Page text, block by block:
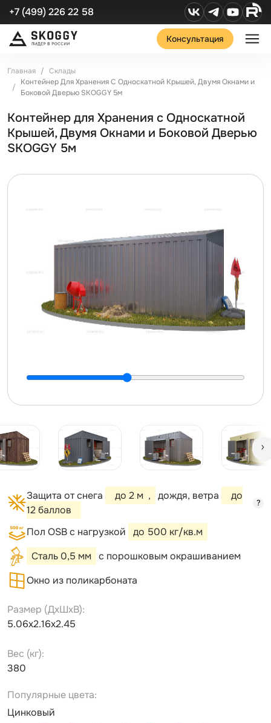
+7 (499) 226 22 58
Консультация
Главная
Склады
Контейнер Для Хранения С Односкатной Крышей, Двумя Окнами и
Боковой Дверью SKOGGY 5м
Контейнер для Хранения с Односкатной
Крышей, Двумя Окнами и Боковой Дверью
SKOGGY 5м
Защита от снега до 2 м , дождя, ветра
до
12 баллов
?
Пол OSB с нагрузкой
до 500 кг/кв.м
Сталь 0,5 мм
с порошковым окрашиванием
Окно из поликарбоната
Размер (ДxШxВ):
5.06х2.16х2.45
Вес (кг):
380
Популярные цвета:
Цинковый